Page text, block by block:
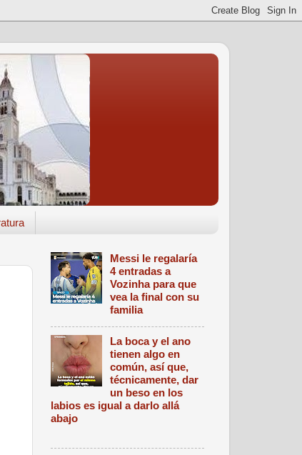
Messi le regalaría
4 entradas a
Vozinha para que
vea la final con su
familia
La boca y el ano
tienen algo en
común, así que,
técnicamente, dar
un beso en los
labios es igual a darlo allá
abajo